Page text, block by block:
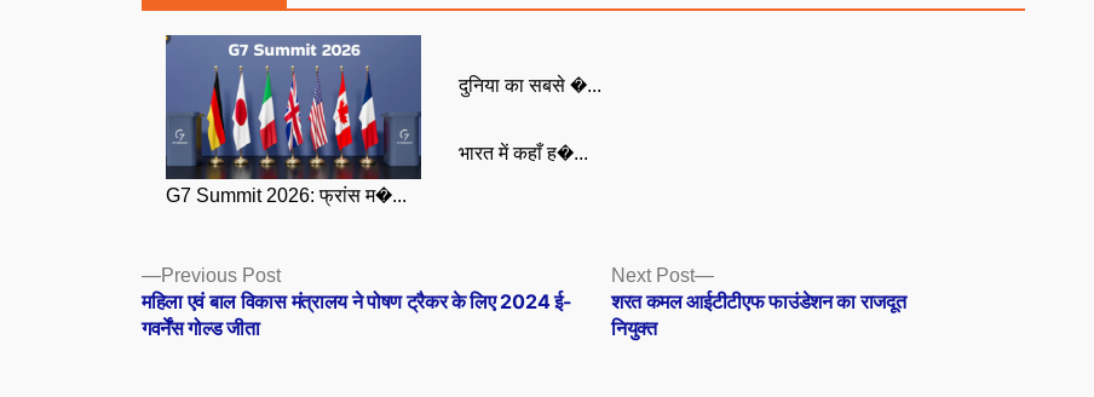
G7 Summit 2026: फ्रांस म�...
दुनिया का सबसे �...
भारत में कहाँ ह�...
Posts
navigation
Previous PostPrevious
post:
महिला एवं बाल विकास मंत्रालय ने पोषण ट्रैकर के लिए 2024 ई-
गवर्नेंस गोल्ड जीता
Next Post
Next
post:
शरत कमल आईटीटीएफ फाउंडेशन का राजदूत
नियुक्त